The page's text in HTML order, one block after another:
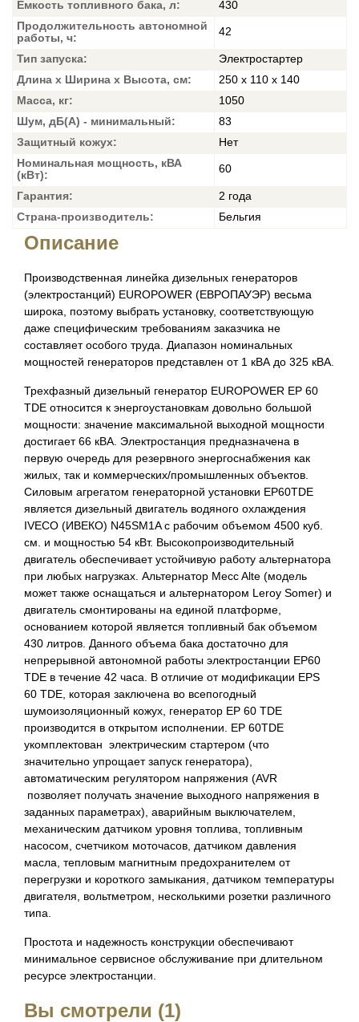
Емкость топливного бака, л:
430
Продолжительность автономной
работы, ч:
42
Тип запуска:
Электростартер
Длина х Ширина х Высота, см:
250 х 110 х 140
Масса, кг:
1050
Шум, дБ(А) - минимальный:
83
Защитный кожух:
Нет
Номинальная мощность, кВА
(кВт):
60
Гарантия:
2 года
Страна-производитель:
Бельгия
Описание
Производственная линейка дизельных генераторов
(электростанций) EUROPOWER (ЕВРОПАУЭР) весьма
широка, поэтому выбрать установку, соответствующую
даже специфическим требованиям заказчика не
составляет особого труда. Диапазон номинальных
мощностей генераторов представлен от 1 кВА до 325 кВА.
Трехфазный дизельный генератор EUROPOWER EP 60
TDE относится к энергоустановкам довольно большой
мощности: значение максимальной выходной мощности
достигает 66 кВА. Электростанция предназначена в
первую очередь для резервного энергоснабжения как
жилых, так и коммерческих/промышленных объектов.
Силовым агрегатом генераторной установки EP60TDE
является дизельный двигатель водяного охлаждения
IVECO (ИВЕКО) N45SM1A с рабочим объемом 4500 куб.
см. и мощностью 54 кВт. Высокопроизводительный
двигатель обеспечивает устойчивую работу альтернатора
при любых нагрузках. Альтернатор Mecc Alte (модель
может также оснащаться и альтернатором Leroy Somer) и
двигатель смонтированы на единой платформе,
основанием которой является топливный бак объемом
430 литров. Данного объема бака достаточно для
непрерывной автономной работы электростанции EP60
TDE в течение 42 часа. В отличие от модификации EPS
60 TDE, которая заключена во всепогодный
шумоизоляционный кожух, генератор EP 60 TDE
производится в открытом исполнении. EP 60TDE
укомплектован электрическим стартером (что
значительно упрощает запуск генератора),
автоматическим регулятором напряжения (AVR
позволяет получать значение выходного напряжения в
заданных параметрах), аварийным выключателем,
механическим датчиком уровня топлива, топливным
насосом, счетчиком моточасов, датчиком давления
масла, тепловым магнитным предохранителем от
перегрузки и короткого замыкания, датчиком температуры
двигателя, вольтметром, несколькими розетки различного
типа.
Простота и надежность конструкции обеспечивают
минимальное сервисное обслуживание при длительном
ресурсе электростанции.
Вы смотрели (1)